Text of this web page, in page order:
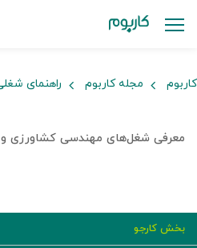
کاربوم مجله کاربوم راهنمای
معرفی شغل‌های مهندسی کشاورزی و
بخش کارجو